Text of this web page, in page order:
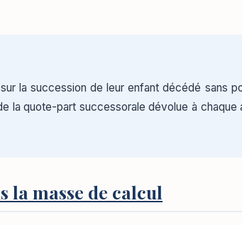
la succession de leur enfant décédé sans
la quote-part successorale dévolue à
la masse de calcul